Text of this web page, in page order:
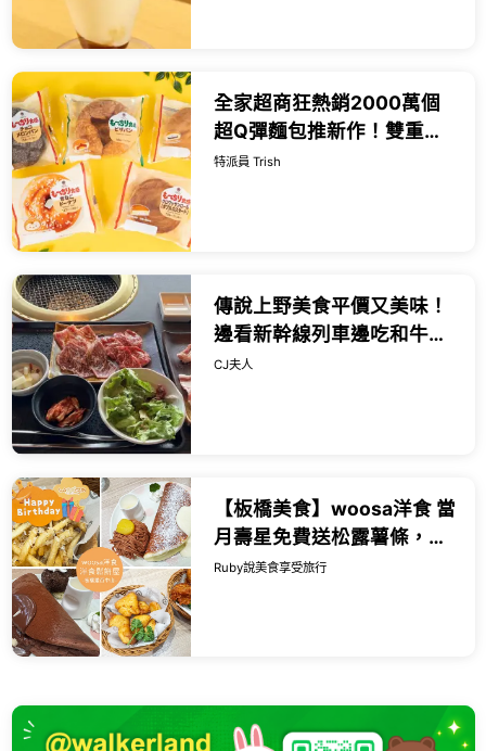
全家超商狂熱銷2000萬個
超Q彈麵包推新作！雙重卡
士達可頌捲、黃豆粉巧克力
特派員 Trish
傳說上野美食平價又美味！
邊看新幹線列車邊吃和牛燒
肉，一份千日圓出頭就能吃
CJ夫人
【板橋美食】woosa洋食 當
月壽星免費送松露薯條，必
點雲朵鬆餅，甜點比主餐更
Ruby說美食享受旅行